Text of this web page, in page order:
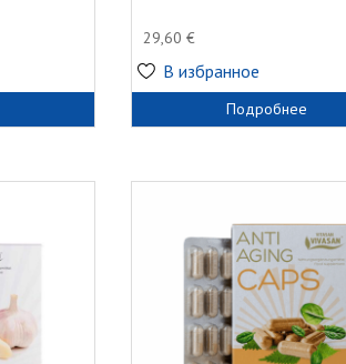
29,60€
В избранное
Подробнее